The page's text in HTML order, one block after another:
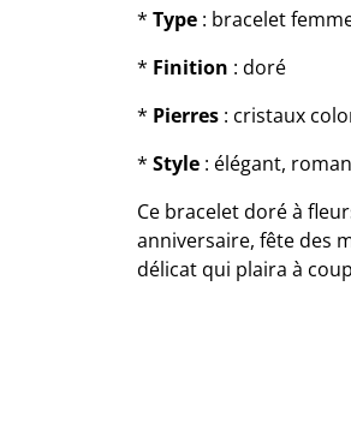
* Type : bracelet
* Finition : doré
* Pierres : cristaux
* Style : élégant,
Ce bracelet doré à
anniversaire, fête des
délicat qui plaira à